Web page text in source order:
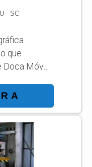
- SC
Móvel
e
e